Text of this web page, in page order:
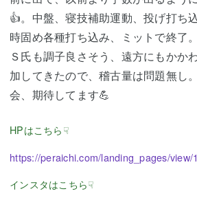
👍。中盤、寝技補助運動、投げ打ち
時固め各種打ち込み、ミットで終了
Ｓ氏も調子良さそう、遠方にもかか
加してきたので、稽古量は問題無し
会、期待してます💪
HPはこちら☟
https://peraichi.com/landing_pages/view/
インスタはこちら☟